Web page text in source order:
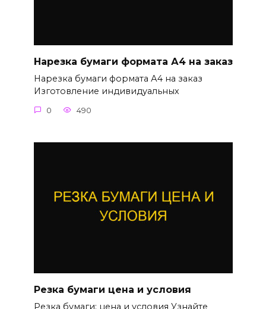
Нарезка бумаги формата А4 на заказ
Нарезка бумаги формата А4 на заказ
Изготовление индивидуальных
0 490
Резка бумаги цена и условия
Резка бумаги: цена и условия Узнайте